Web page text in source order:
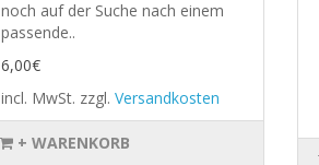
noch auf der Suche nach einem
passende..
6,00€
incl. MwSt. zzgl. Versandkosten
+ WARENKORB